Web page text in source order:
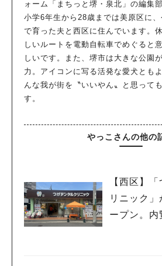
ォーム「まちっと堺・泉北」の編集
小学6年生から28歳までは美原区に、
で育った夫と西区に住んでいます。
しいルートを電動自転車でめぐると
しいです。また、堺市は大きな公園
力。アイコンに写る活発な愛犬とも
んな我が街を〝いいやん〟と思って
す。
やっこさんの他の
【西区】
リニック
ープン。内
人気のキーワー
#泉ヶ丘駅 #栂・美木多駅#光明池駅#なかも
#あなたはどっち？